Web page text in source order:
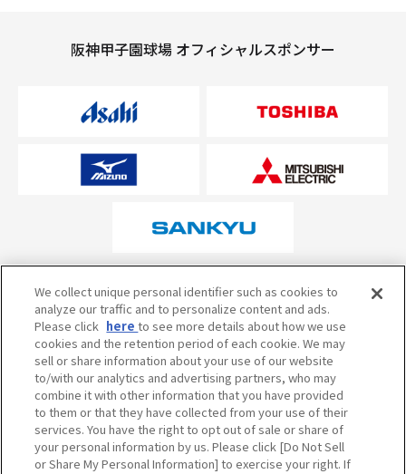
阪神甲子園球場 オフィシャルスポンサー
オフィシャルスポンサーについて
当サイトのご利用にあたって
試合の予定・状況・結果のお問い合わせ
阪神甲子園球場テレフォンサービス
050-5527-2512
We collect unique personal identifier such as cookies to
analyze our traffic and to personalize content and ads.
Please click hereto see more details about how we use
cookies and the retention period of each cookie. We may
sell or share information about your use of our website
to/with our analytics and advertising partners, who may
combine it with other information that you have provided
to them or that they have collected from your use of their
services. You have the right to opt out of sale or share of
your personal information by us. Please click [Do Not Sell
or Share My Personal Information] to exercise your right. If